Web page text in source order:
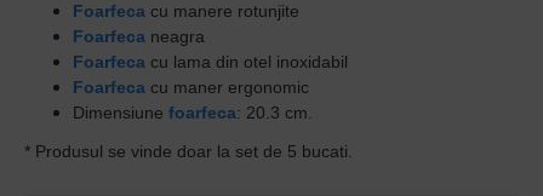
Foarfeca cu manere rotunjite
Foarfeca neagra
Foarfeca cu lama din otel inoxidabil
Foarfeca cu maner ergonomic
Dimensiune foarfeca: 20.3 cm.
* Produsul se vinde doar la set de 5 bucati.